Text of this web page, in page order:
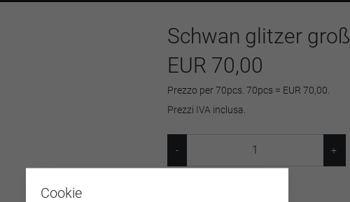
Schwan glitzer groß
EUR 70,00
Prezzo per 70pcs. 70pcs = EUR 70,00.
Prezzi IVA inclusa.
Cookie